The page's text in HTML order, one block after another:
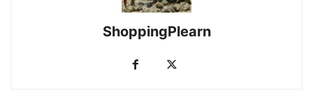
ShoppingPlearn